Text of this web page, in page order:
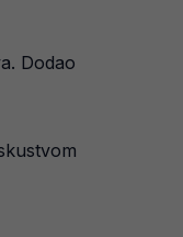
Dodao